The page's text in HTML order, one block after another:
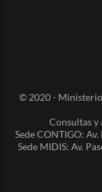
© 2020 -
Consultas y
Sede CONTIGO:
Sede MIDIS: Av.